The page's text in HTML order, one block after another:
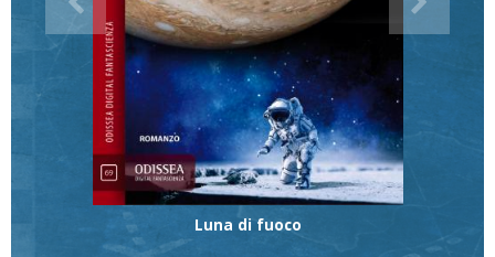
Luna di fuoco